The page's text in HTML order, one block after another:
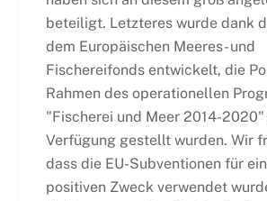
beteiligt. Letzteres wurde dank
dem Europäischen Meeres- und
Fischereifonds entwickelt, die
Rahmen des operationellen
"Fischerei und Meer 2014-2020"
Verfügung gestellt wurden. Wir
dass die EU-Subventionen für
positiven Zweck verwendet